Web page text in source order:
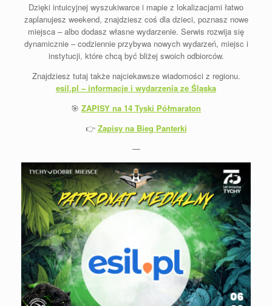
Dzięki intuicyjnej wyszukiwarce i mapie z lokalizacjami łatwo
zaplanujesz weekend, znajdziesz coś dla dzieci, poznasz nowe
miejsca – albo dodasz własne wydarzenie. Serwis rozwija się
dynamicznie – codziennie przybywa nowych wydarzeń, miejsc i
instytucji, które chcą być bliżej swoich odbiorców.
Znajdziesz tutaj także najciekawsze wiadomości z regionu.
esil.pl – informacje i wydarzenia ze Śląska
🎯 ZAPISY na 14 Tyski Półmaraton
👉 Zapisy na Bieg Panterki
—